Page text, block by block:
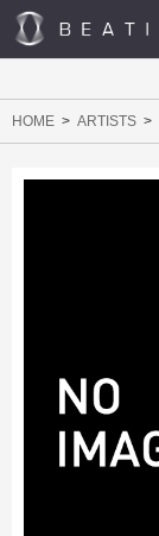
HOME ARTISTS